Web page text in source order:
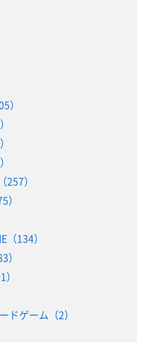
）
）
）
（134）
）
ドゲーム（2）